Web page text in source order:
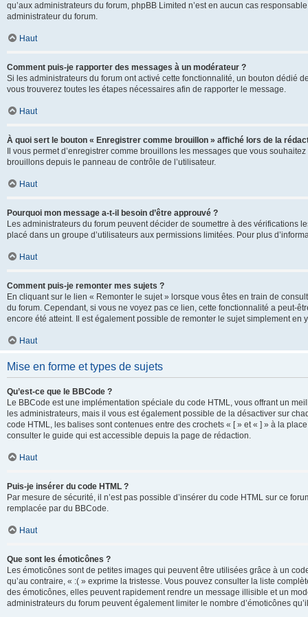
qu’aux administrateurs du forum, phpBB Limited n’est en aucun cas
administrateur du forum.
Haut
Comment puis-je rapporter des messages à un modérateur ?
Si les administrateurs du forum ont activé cette fonctionnalité, un bouton dédié
vous trouverez toutes les étapes nécessaires afin de rapporter le message.
Haut
À quoi sert le bouton « Enregistrer comme brouillon » affiché lors de la
Il vous permet d’enregistrer comme brouillons les messages que vous
brouillons depuis le panneau de contrôle de l’utilisateur.
Haut
Pourquoi mon message a-t-il besoin d’être approuvé ?
Les administrateurs du forum peuvent décider de soumettre à des vérifications
placé dans un groupe d’utilisateurs aux permissions limitées. Pour plus
Haut
Comment puis-je remonter mes sujets ?
En cliquant sur le lien « Remonter le sujet » lorsque vous êtes en train de
du forum. Cependant, si vous ne voyez pas ce lien, cette fonctionnalité a peut-
encore été atteint. Il est également possible de remonter le sujet simplement
Haut
Mise en forme et types de sujets
Qu’est-ce que le BBCode ?
Le BBCode est une implémentation spéciale du code HTML, vous offrant un
les administrateurs, mais il vous est également possible de la désactiver sur
code HTML, les balises sont contenues entre des crochets « [ » et « ] » à la
consulter le guide qui est accessible depuis la page de rédaction.
Haut
Puis-je insérer du code HTML ?
Par mesure de sécurité, il n’est pas possible d’insérer du code HTML sur ce
remplacée par du BBCode.
Haut
Que sont les émoticônes ?
Les émoticônes sont de petites images qui peuvent être utilisées grâce à un
qu’au contraire, « :( » exprime la tristesse. Vous pouvez consulter la liste
des émoticônes, elles peuvent rapidement rendre un message illisible et un
administrateurs du forum peuvent également limiter le nombre d’émoticônes